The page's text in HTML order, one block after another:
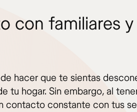
con familiares y
hacer que te sientas
tu hogar. Sin embargo, al
contacto constante con tus